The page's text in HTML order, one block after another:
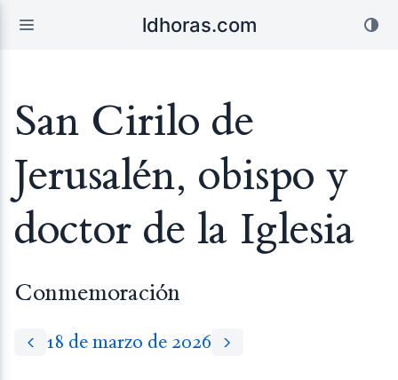
ldhoras.com
San Cirilo de
Jerusalén, obispo y
doctor de la Iglesia
Conmemoración
18 de marzo de 2026